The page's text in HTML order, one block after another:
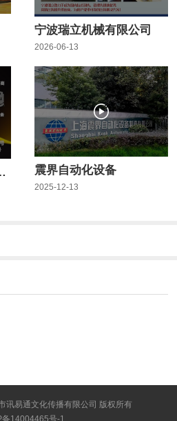
宁波瑞立机械有限公司
2026-06-13
限公司 震界自动化设备
2025-12-13
讯易通文化传播有限公司 版权所有
备14004465号-1